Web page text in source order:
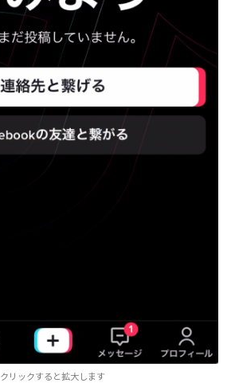
クリックすると拡大します